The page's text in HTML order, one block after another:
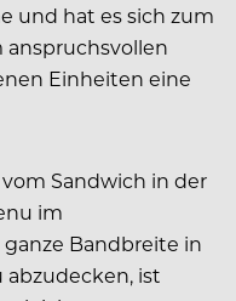
und hat es sich zum
anspruchsvollen
Einheiten eine
Sandwich in der
im
Bandbreite in
ist